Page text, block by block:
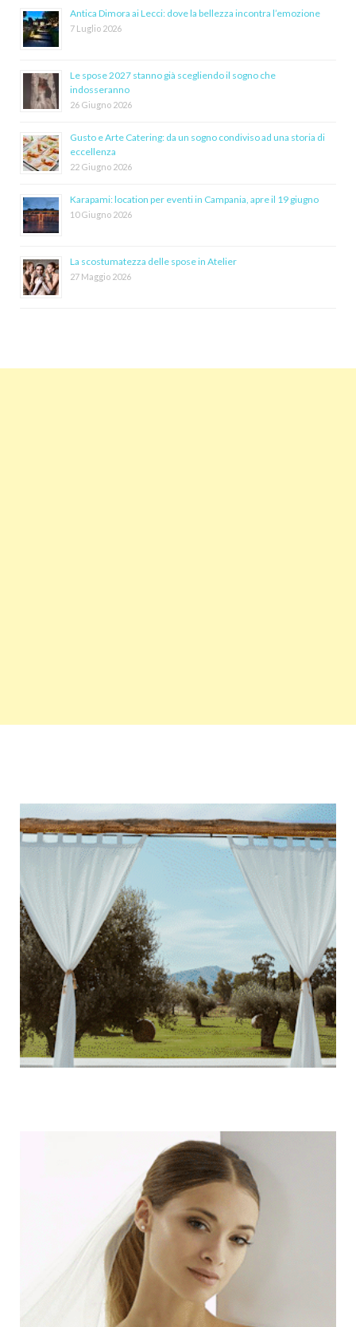
Antica Dimora ai Lecci: dove la bellezza incontra l’emozione
7 Luglio 2026
Le spose 2027 stanno già scegliendo il sogno che
indosseranno
26 Giugno 2026
Gusto e Arte Catering: da un sogno condiviso ad una storia di
eccellenza
22 Giugno 2026
Karapami: location per eventi in Campania, apre il 19 giugno
10 Giugno 2026
La scostumatezza delle spose in Atelier
27 Maggio 2026